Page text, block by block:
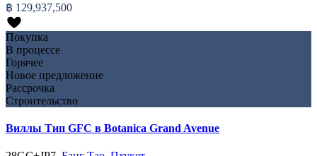
฿ 129,937,500
Покупка
В процессе
Горячее
Новое предложение
Рассрочка
Строительство
Виллы Тип GFС в Botanica Grand Avenue